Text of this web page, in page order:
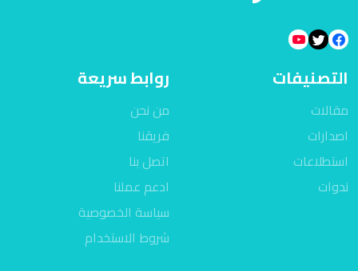
التصنيفات
مقالات
اصدارات
استطلاعات
ندوات
روابط سريعة
من نحن
فريقنا
اتصل بنا
ادعم عملنا
سياسة الخصوصية
شروط الاستخدام